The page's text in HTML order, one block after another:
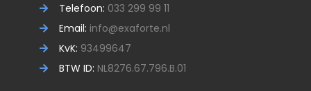
Telefoon: 033 299 99 11
Email: info@exaforte.nl
KvK: 93499647
BTW ID: NL8276.67.796.B.01